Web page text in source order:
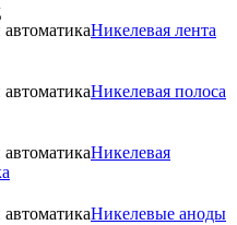
Никелевая лента
Никелевая полоса
Никелевая
Никелевые аноды